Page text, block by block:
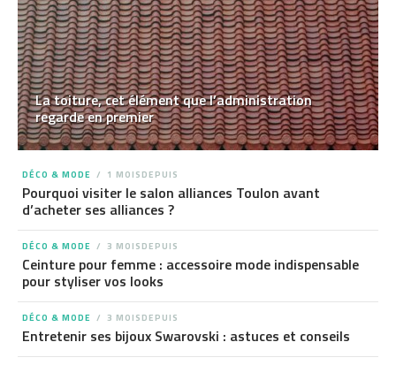
La toiture, cet élément que l’administration
regarde en premier
DÉCO & MODE 1 MOISDEPUIS
Pourquoi visiter le salon alliances Toulon avant
d’acheter ses alliances ?
DÉCO & MODE 3 MOISDEPUIS
Ceinture pour femme : accessoire mode indispensable
pour styliser vos looks
DÉCO & MODE 3 MOISDEPUIS
Entretenir ses bijoux Swarovski : astuces et conseils